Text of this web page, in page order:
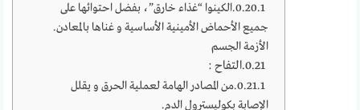
الكينوا “غذاء خارق”، بفضل احتوائها على
جميع الأحماض الأمينية الأساسية و غناها بالمعادن.
الأزمة الجسم
التفاح :
من المصادر الهامة لعملية الحرق و يقلل
الإصابة بكوليسترول الدم.